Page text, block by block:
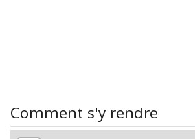
Comment s'y rendre